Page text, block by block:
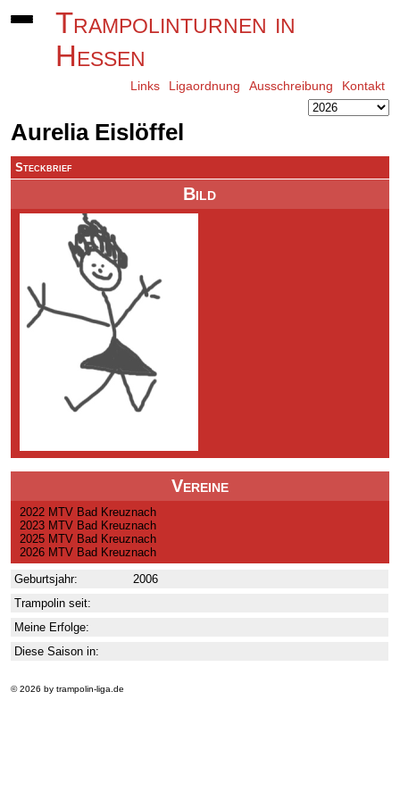
Trampolinturnen in
Hessen
Links Ligaordnung Ausschreibung Kontakt
Aurelia Eislöffel
Bild
Vereine
2022 MTV Bad Kreuznach
2023 MTV Bad Kreuznach
2025 MTV Bad Kreuznach
2026 MTV Bad Kreuznach
Steckbrief
Geburtsjahr:
2006
Trampolin seit:
Meine Erfolge:
Diese Saison in:
© 2026 by trampolin-liga.de